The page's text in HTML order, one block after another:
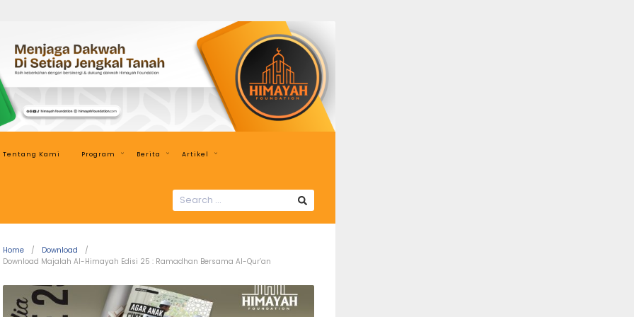
Himayah
Foundation
Menjaga
Dakwah
di
Setiap
Jengkal
Tentang Kami Program Berita Artikel
FOR:
Home
Download
Download Majalah Al-Himayah Edisi 25 : Ramadhan Bersama Al-Qur’an